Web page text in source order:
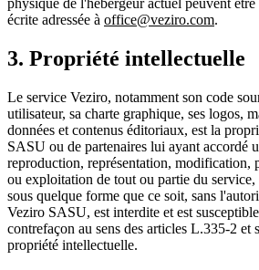
écrite adressée à office@veziro.com.
3. Propriété intellectuelle
Le service Veziro, notamment son code
utilisateur, sa charte graphique, ses logos,
données et contenus éditoriaux, est la
SASU ou de partenaires lui ayant accordé
reproduction, représentation, modification,
ou exploitation de tout ou partie du
sous quelque forme que ce soit, sans
Veziro SASU, est interdite et est
contrefaçon au sens des articles L.335-2 et
propriété intellectuelle.